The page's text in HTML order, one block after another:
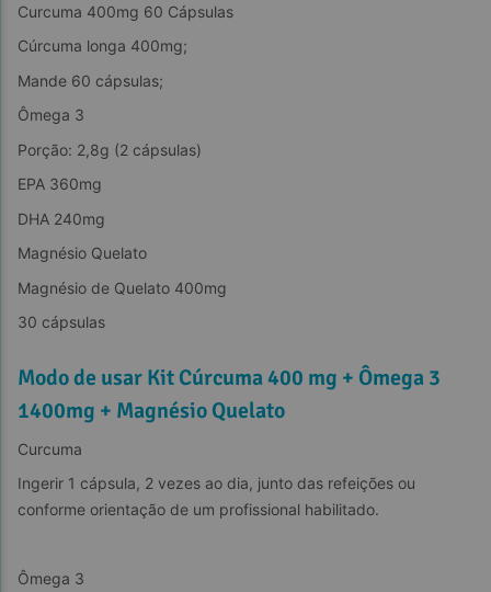
Curcuma 400mg 60 Cápsulas
Cúrcuma longa 400mg;
Mande 60 cápsulas;
Ômega 3
Porção: 2,8g (2 cápsulas)
EPA 360mg
DHA 240mg
Magnésio Quelato
Magnésio de Quelato 400mg
30 cápsulas
Modo de usar Kit Cúrcuma 400 mg + Ômega 3
1400mg + Magnésio Quelato
Curcuma
Ingerir 1 cápsula, 2 vezes ao dia, junto das refeições ou
conforme orientação de um profissional habilitado.
Ômega 3